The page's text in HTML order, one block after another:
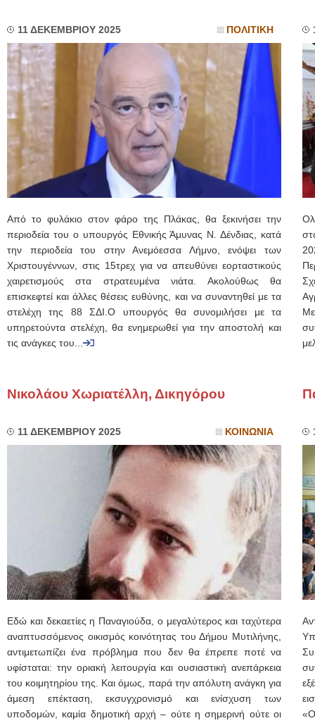
11 ΔΕΚΕΜΒΡΙΟΥ 2025 ΠΟΛΙΤΙΚΗ
Από το φυλάκιο στον φάρο της Πλάκας, θα ξεκινήσει την
περιοδεία του ο υπουργός Εθνικής Άμυνας Ν. Δένδιας, κατά
την περιοδεία του στην Ανεμόεσσα Λήμνο, ενόψει των
Χριστουγέννων, στις 15τρεχ για να απευθύνει εορταστικούς
χαιρετισμούς στα στρατευμένα νιάτα. Ακολούθως θα
επισκεφτεί και άλλες θέσεις ευθύνης, και να συναντηθεί με τα
στελέχη της 88 ΣΔΙ.Ο υπουργός θα συνομιλήσει με τα
υπηρετούντα στελέχη, θα ενημερωθεί για την αποστολή και
τις ανάγκες του...
Νικολάου Χωριατέλλη, Δικηγόρου
11 ΔΕΚΕΜΒΡΙΟΥ 2025 ΚΟΙΝΩΝΙΑ
Εδώ και δεκαετίες η Παναγιούδα, ο μεγαλύτερος και ταχύτερα
αναπτυσσόμενος οικισμός κοινότητας του Δήμου Μυτιλήνης,
αντιμετωπίζει ένα πρόβλημα που δεν θα έπρεπε ποτέ να
υφίσταται: την οριακή λειτουργία και ουσιαστική ανεπάρκεια
του κοιμητηρίου της. Και όμως, παρά την απόλυτη ανάγκη για
άμεση επέκταση, εκσυγχρονισμό και ενίσχυση των
υποδομών, καμία δημοτική αρχή – ούτε η σημερινή ούτε οι